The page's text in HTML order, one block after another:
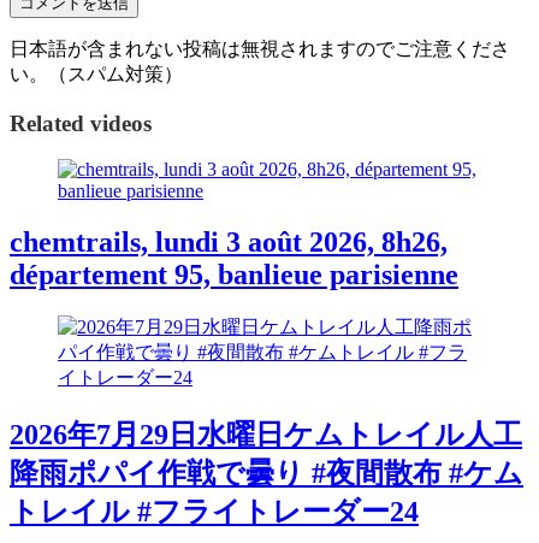
日本語が含まれない投稿は無視されますのでご注意くださ
い。（スパム対策）
Related videos
chemtrails, lundi 3 août 2026, 8h26,
département 95, banlieue parisienne
2026年7月29日水曜日ケムトレイル人工
降雨ポパイ作戦で曇り #夜間散布 #ケム
トレイル #フライトレーダー24